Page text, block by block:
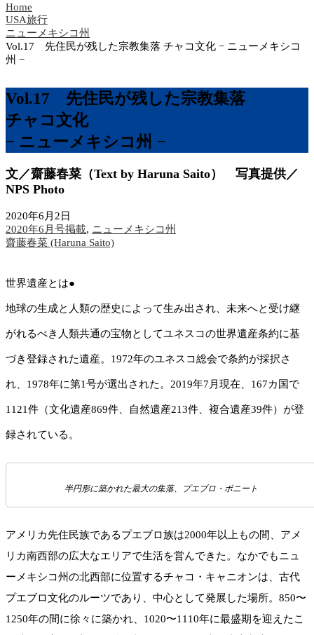
Home
USA旅行
ニューメキシコ州
Vol.17 先住民が残した宗教集落 チャコ文化 − ニューメキシコ
州 −
Vol.17 先住民が残した宗教集落
チャコ文化
− ニューメキシコ州 −
文／齋藤春菜（Text by Haruna Saito） 写真提供／
NPS Photo
2020年6月2日
2020年6月号掲載, ニューメキシコ州
齋藤春菜 (Haruna Saito)
世界遺産とは●
地球の生成と人類の歴史によって生み出され、未来へと受け継
がれるべき人類共通の宝物としてユネスコの世界遺産条約に基
づき登録された遺産。1972年のユネスコ総会で条約が採択さ
れ、1978年に第1号が選出された。2019年7月現在、167カ国で
1121件（文化遺産869件、自然遺産213件、複合遺産39件）が登
録されている。
半円形に築かれた最大の集落、プエブロ・ボニート
アメリカ先住民族であるプエブロ族は2000年以上もの間、アメ
リカ南西部の広大なエリアで生活を営んできた。なかでもニュ
ーメキシコ州の北西部に位置するチャコ・キャニオンは、古代
プエブロ文化のルーツであり、中心として発展した場所。850〜
1250年の間に徐々に築かれ、1020〜1110年に最盛期を迎えたこ